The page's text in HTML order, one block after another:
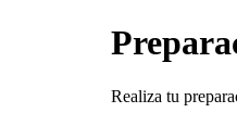
Realiza tu